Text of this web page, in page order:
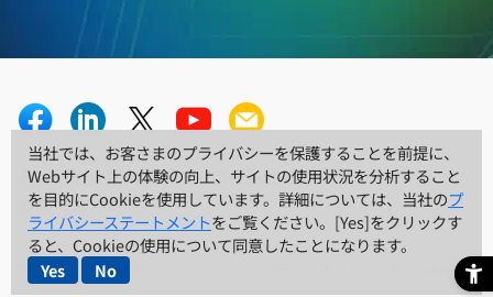
会社概要採用情報ニュースルームリソースセンター
お問い合わせ
サイトのご利用条件について ビジネス行動規範
当社では、お客さまのプライバシーを保護することを前提に、
Webサイト上の体験の向上、サイトの使用状況を分析すること
を目的にCookieを使用しています。詳細については、当社のプ
ライバシーステートメントをご覧ください。[Yes]をクリックす
ると、Cookieの使用について同意したことになります。
Yes
No
当社では、お客さまのプライバシーを保護することを前提に、
Webサイト上の体験の向上、サイトの使用状況を分析すること
を目的にCookieを使用しています。詳細については、当社のプ
ライバシーステートメントをご覧ください。[Yes]をクリックす
ると、Cookieの使用について同意したことになります。
Yes
No